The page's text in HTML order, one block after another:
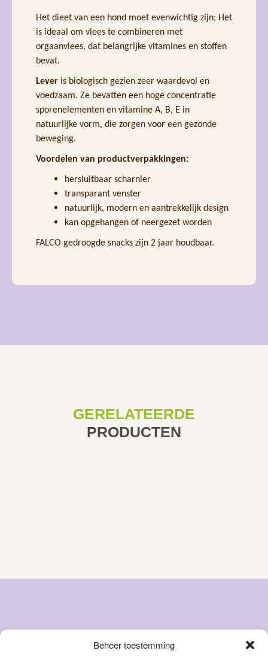
Beheer toestemming
Het dieet van een hond moet evenwichtig zijn; Het
is ideaal om vlees te combineren met
orgaanvlees, dat belangrijke vitamines en stoffen
bevat.
Lever is biologisch gezien zeer waardevol en
voedzaam. Ze bevatten een hoge concentratie
sporenelementen en vitamine A, B, E in
natuurlijke vorm, die zorgen voor een gezonde
beweging.
Voordelen van productverpakkingen:
hersluitbaar scharnier
transparant venster
natuurlijk, modern en aantrekkelijk design
kan opgehangen of neergezet worden
FALCO gedroogde snacks zijn 2 jaar houdbaar.
GERELATEERDE
PRODUCTEN
Snacks
Over ons